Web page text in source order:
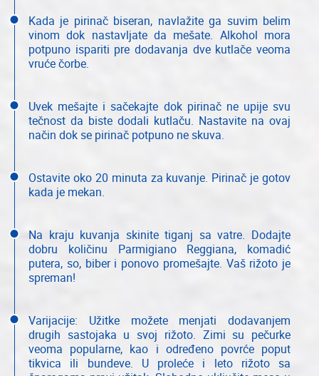
Kada je pirinač biseran, navlažite ga suvim belim
vinom dok nastavljate da mešate. Alkohol mora
potpuno ispariti pre dodavanja dve kutlače veoma
vruće čorbe.
Uvek mešajte i sačekajte dok pirinač ne upije svu
tečnost da biste dodali kutlaču. Nastavite na ovaj
način dok se pirinač potpuno ne skuva.
Ostavite oko 20 minuta za kuvanje. Pirinač je gotov
kada je mekan.
Na kraju kuvanja skinite tiganj sa vatre. Dodajte
dobru količinu Parmigiano Reggiana, komadić
putera, so, biber i ponovo promešajte. Vaš rižoto je
spreman!
Varijacije: Užitke možete menjati dodavanjem
drugih sastojaka u svoj rižoto. Zimi su pečurke
veoma popularne, kao i određeno povrće poput
tikvica ili bundeve. U proleće i leto rižoto sa